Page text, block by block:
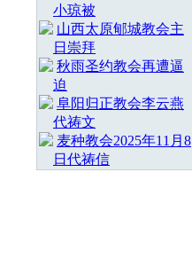
小琼被
山西太原郇城教会主
日崇拜
秋雨圣约教会再遭逼
迫
阜阳归正教会李云燕
代祷文
麦种教会2025年11月8
日代祷信